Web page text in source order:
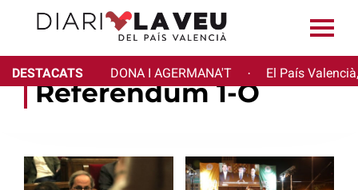
DESTACATS DONA I AGERMANA'T · El País
Referèndum 1-O